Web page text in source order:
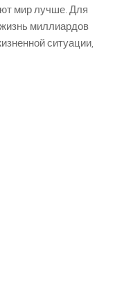
мир лучше. Для
миллиардов
ситуации,